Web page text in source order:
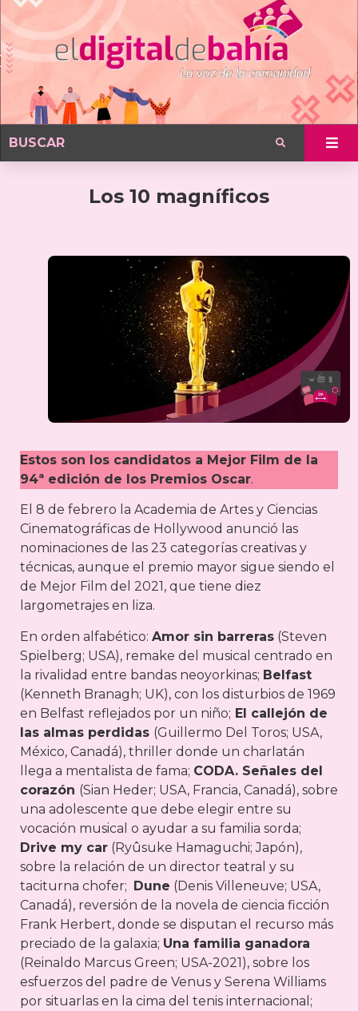
Los 10 magníficos
Estos son los candidatos a Mejor Film de la
94ª edición de los Premios Oscar.
El 8 de febrero la Academia de Artes y Ciencias
Cinematográficas de Hollywood anunció las
nominaciones de las 23 categorías creativas y
técnicas, aunque el premio mayor sigue siendo el
de Mejor Film del 2021, que tiene diez
largometrajes en liza.
En orden alfabético: Amor sin barreras (Steven
Spielberg; USA), remake del musical centrado en
la rivalidad entre bandas neoyorkinas; Belfast
(Kenneth Branagh; UK), con los disturbios de 1969
en Belfast reflejados por un niño; El callejón de
las almas perdidas (Guillermo Del Toros; USA,
México, Canadá), thriller donde un charlatán
llega a mentalista de fama; CODA. Señales del
corazón (Sian Heder; USA, Francia, Canadá), sobre
una adolescente que debe elegir entre su
vocación musical o ayudar a su familia sorda;
Drive my car (Ryûsuke Hamaguchi; Japón),
sobre la relación de un director teatral y su
taciturna chofer; Dune (Denis Villeneuve; USA,
Canadá), reversión de la novela de ciencia ficción
Frank Herbert, donde se disputan el recurso más
preciado de la galaxia; Una familia ganadora
(Reinaldo Marcus Green; USA-2021), sobre los
esfuerzos del padre de Venus y Serena Williams
por situarlas en la cima del tenis internacional;